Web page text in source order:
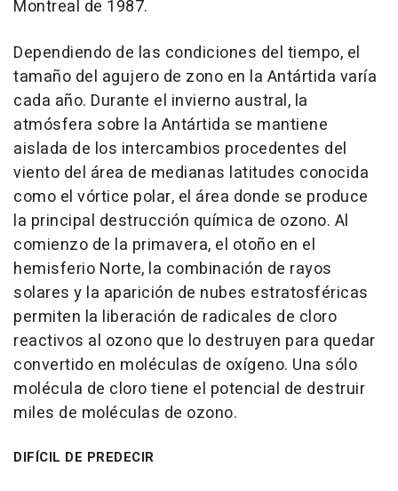
Montreal de 1987.
Dependiendo de las condiciones del tiempo, el
tamaño del agujero de zono en la Antártida varía
cada año. Durante el invierno austral, la
atmósfera sobre la Antártida se mantiene
aislada de los intercambios procedentes del
viento del área de medianas latitudes conocida
como el vórtice polar, el área donde se produce
la principal destrucción química de ozono. Al
comienzo de la primavera, el otoño en el
hemisferio Norte, la combinación de rayos
solares y la aparición de nubes estratosféricas
permiten la liberación de radicales de cloro
reactivos al ozono que lo destruyen para quedar
convertido en moléculas de oxígeno. Una sólo
molécula de cloro tiene el potencial de destruir
miles de moléculas de ozono.
DIFÍCIL DE PREDECIR